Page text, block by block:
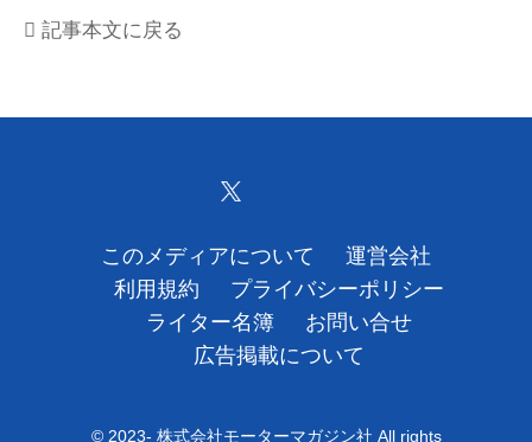
ライター名簿
お問い合せ
記事本文に戻る
このメディアについて
運営会社
利用規約
プライバシーポリシー
ライター名簿
お問い合せ
広告掲載について
© 2023- 株式会社モーターマガジン社 All rights